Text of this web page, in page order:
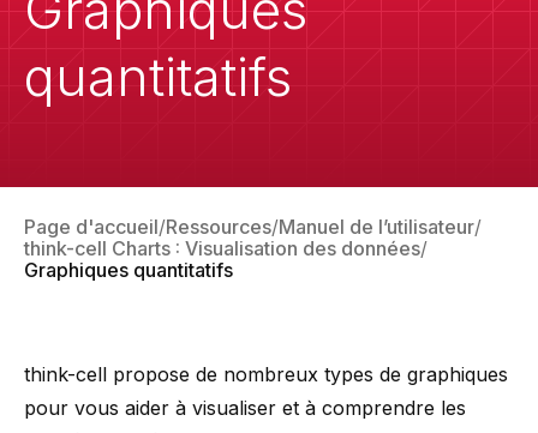
quantitatifs
Page d'accueil Ressources Manuel de l’utilisateur
think-cell Charts : Visualisation des données
Graphiques quantitatifs
think-cell propose de nombreux types de graphiques
pour vous aider à visualiser et à comprendre les